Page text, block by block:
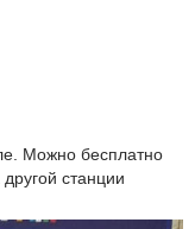
Можно бесплатно
другой станции